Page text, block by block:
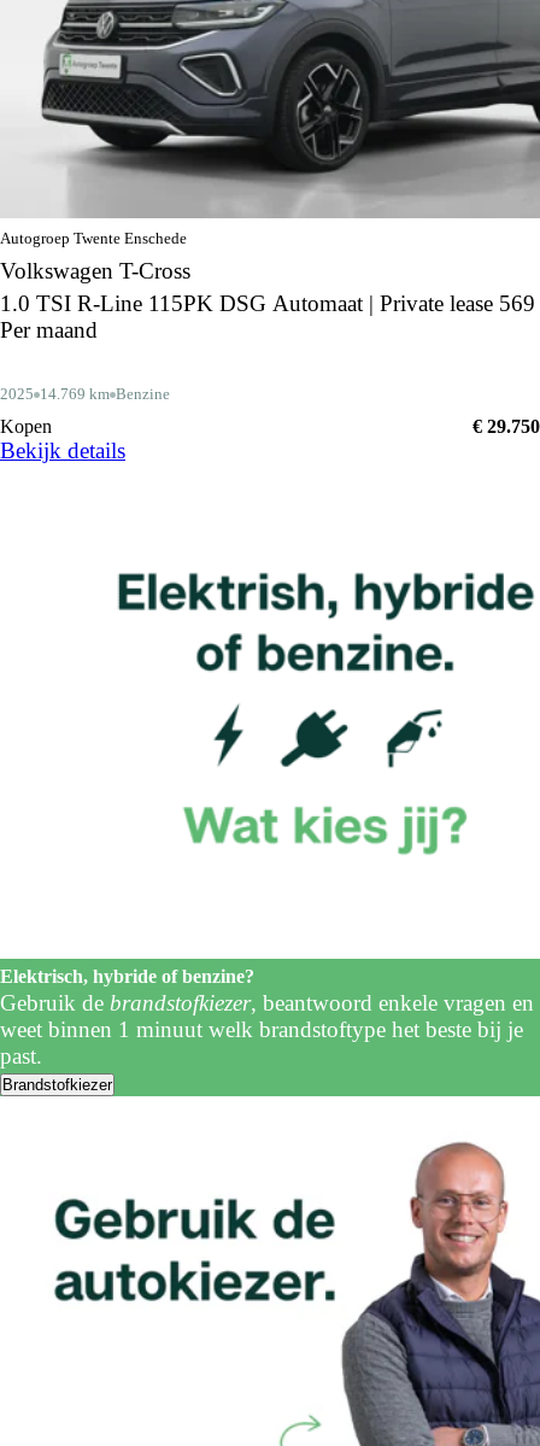
Autogroep Twente Enschede
Volkswagen T-Cross
1.0 TSI R-Line 115PK DSG Automaat | Private lease 569
Per maand
2025 14.769 km Benzine
Kopen € 29.750
Bekijk details
Elektrisch, hybride of benzine?
Gebruik de brandstofkiezer, beantwoord enkele vragen en
weet binnen 1 minuut welk brandstoftype het beste bij je
past.
Brandstofkiezer